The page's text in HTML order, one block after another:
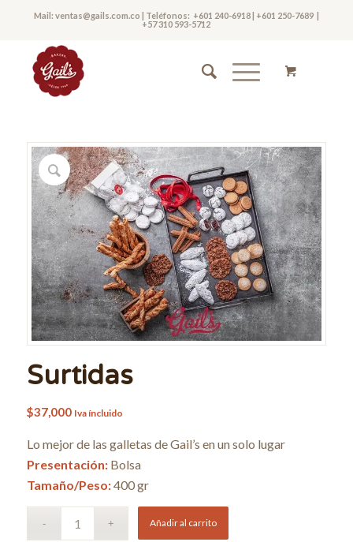
Mail: ventas@gails.com.co | Teléfonos: +601 240-6918| +601 250-7689
+57 310 593-5712
Surtidas
$37,000 Iva íncluido
Lo mejor de las galletas de Gail’s en un solo lugar
Presentación:Bolsa
Tamaño/Peso:400 gr
Añadir al carrito